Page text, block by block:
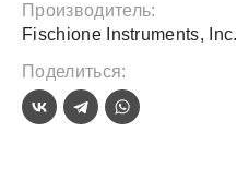
Производитель:
Fischione Instruments, Inc.
Поделиться: